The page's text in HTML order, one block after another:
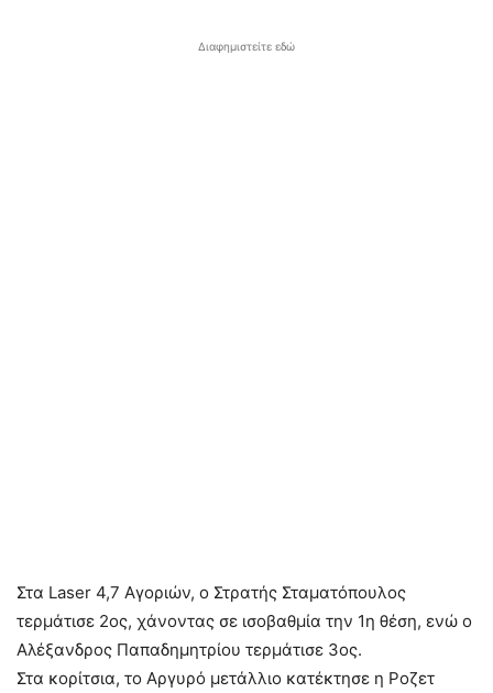
Διαφημιστείτε εδώ
Στα Laser 4,7 Αγοριών, ο Στρατής Σταματόπουλος
τερμάτισε 2ος, χάνοντας σε ισοβαθμία την 1η θέση, ενώ ο
Αλέξανδρος Παπαδημητρίου τερμάτισε 3ος.
Στα κορίτσια, το Αργυρό μετάλλιο κατέκτησε η Ροζετ